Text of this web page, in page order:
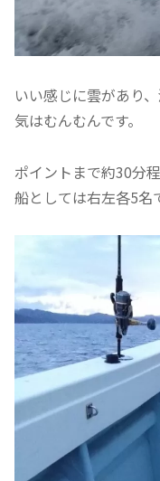
いい感じに雲があり
気はむんむんです。
ポイントまで約30分程
船としては右左各5名